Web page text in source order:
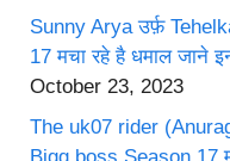
Sunny Arya उर्फ़
17 मचा रहे है धमाल जाने
October 23, 2023
The uk07 rider
Bigg boss Season 17